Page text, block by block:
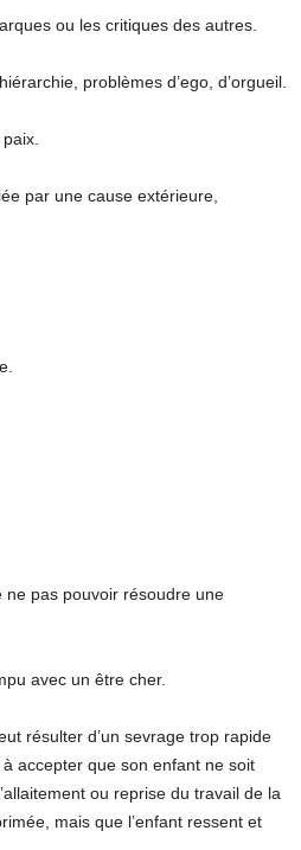
ou les critiques des autres.
problèmes d’ego, d’orgueil.
par une cause extérieure,
pas pouvoir résoudre une
avec un être cher.
résulter d’un sevrage trop rapide
accepter que son enfant ne soit
ou reprise du travail de la
mais que l’enfant ressent et